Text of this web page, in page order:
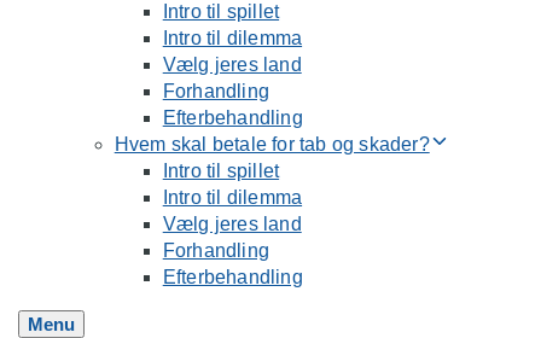
Intro til spillet
Intro til dilemma
Vælg jeres land
Forhandling
Efterbehandling
Hvem skal betale for tab og skader?
Intro til spillet
Intro til dilemma
Vælg jeres land
Forhandling
Efterbehandling
Menu